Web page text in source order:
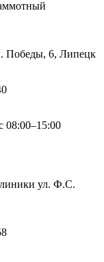
Победы, 6, Липецк
08:00–15:00
ул. Ф.С.